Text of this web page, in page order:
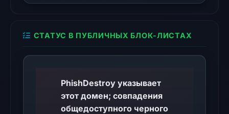
from
7,
at
UTC.
СТАТУС В ПУБЛИЧНЫХ БЛОК-ЛИСТАХ
PhishDestroy указывает
этот домен; совпадения
общедоступного черного